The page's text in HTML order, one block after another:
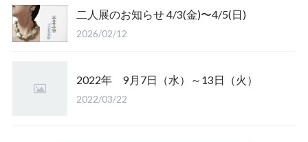
二人展のお知らせ 4/3(金)〜4/5(日)
2026/02/12
2022年 9月7日（水）～13日（火）
2022/03/22